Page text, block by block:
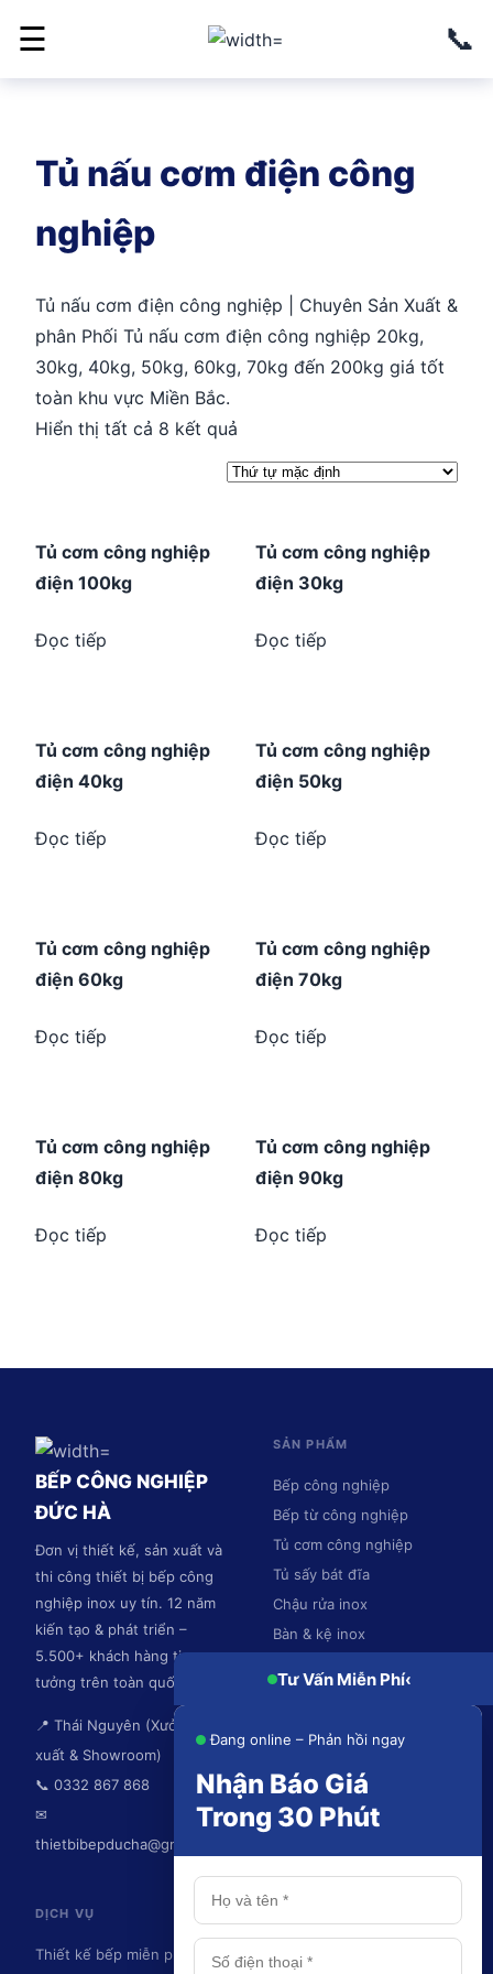
☰ 📞
Tủ nấu cơm điện công
nghiệp
Tủ nấu cơm điện công nghiệp | Chuyên Sản Xuất &
phân Phối Tủ nấu cơm điện công nghiệp 20kg,
30kg, 40kg, 50kg, 60kg, 70kg đến 200kg giá tốt
toàn khu vực Miền Bắc.
Hiển thị tất cả 8 kết quả
Tủ cơm công nghiệp
điện 100kg
Đọc tiếp
Tủ cơm công nghiệp
điện 30kg
Đọc tiếp
Tủ cơm công nghiệp
điện 40kg
Đọc tiếp
Tủ cơm công nghiệp
điện 50kg
Đọc tiếp
Tủ cơm công nghiệp
điện 60kg
Đọc tiếp
Tủ cơm công nghiệp
điện 70kg
Đọc tiếp
Tủ cơm công nghiệp
điện 80kg
Đọc tiếp
Tủ cơm công nghiệp
điện 90kg
Đọc tiếp
BẾP CÔNG NGHIỆP
ĐỨC HÀ
Đơn vị thiết kế, sản xuất và
thi công thiết bị bếp công
nghiệp inox uy tín. 12 năm
kiến tạo & phát triển –
5.500+ khách hàng tin
tưởng trên toàn quốc.
📍 Thái Nguyên (Xưởng sản
xuất & Showroom)
📞 0332 867 868
✉
thietbibepducha@gmail.com
SẢN PHẨM
Bếp công nghiệp
Bếp từ công nghiệp
Tủ cơm công nghiệp
Tủ sấy bát đĩa
Chậu rửa inox
Bàn & kệ inox
DỊCH VỤ
Thiết kế bếp miễn phí Thái Nguyên
Tư Vấn Miễn Phí‹
Đang online – Phản hồi ngay
Nhận Báo Giá
Trong 30 Phút